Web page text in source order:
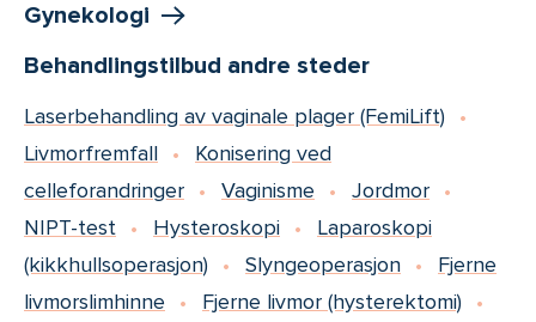
Gynekologi
Behandlingstilbud andre steder
Laserbehandling av vaginale plager (FemiLift)
Livmorfremfall
Konisering ved
celleforandringer
Vaginisme
Jordmor
NIPT-test
Hysteroskopi
Laparoskopi
(kikkhullsoperasjon)
Slyngeoperasjon
Fjerne
livmorslimhinne
Fjerne livmor (hysterektomi)